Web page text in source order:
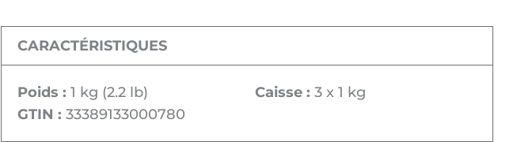
CARACTÉRISTIQUES
Poids : 1 kg (2.2 lb)
GTIN : 33389133000780
Caisse : 3 x 1 kg